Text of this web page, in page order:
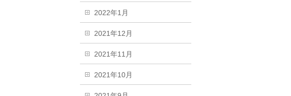
2022年1月
2021年12月
2021年11月
2021年10月